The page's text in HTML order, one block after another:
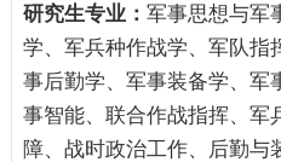
军事思想与军
学、军兵种作战学、军队指
事后勤学、军事装备学、军
事智能、联合作战指挥、军
障、战时政治工作、后勤与